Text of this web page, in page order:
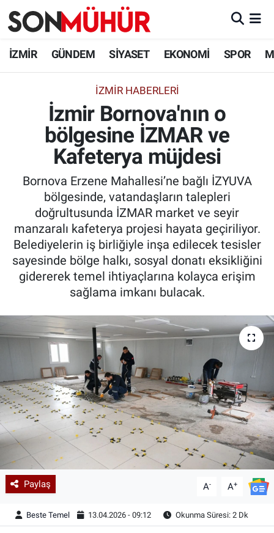
İZMİR GÜNDEM SİYASET EKONOMİ SPOR
İZMIR HABERLERI
İzmir Bornova'nın o
bölgesine İZMAR ve
Kafeterya müjdesi
Bornova Erzene Mahallesi’ne bağlı İZYUVA
bölgesinde, vatandaşların talepleri
doğrultusunda İZMAR market ve seyir
manzaralı kafeterya projesi hayata geçiriliyor.
Belediyelerin iş birliğiyle inşa edilecek tesisler
sayesinde bölge halkı, sosyal donatı eksikliğini
gidererek temel ihtiyaçlarına kolayca erişim
sağlama imkanı bulacak.
Paylaş A- A+
Beste Temel 13.04.2026 - 09:12 Okunma Süresi: 2 Dk
İzmir Nöbetçi Eczaneler
İzmir Namaz Vakitleri
İzmir Trafik Yoğunluk Haritası
Süper Lig Puan Durumu ve Fikstür
Tüm Manşetler
Son Dakika Haberleri
Haber Arşivi